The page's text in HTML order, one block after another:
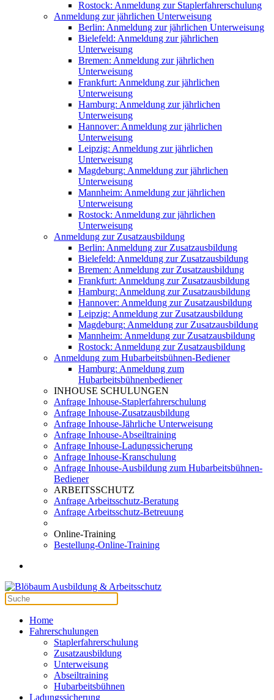
Rostock: Anmeldung zur Staplerfahrerschulung
Anmeldung zur jährlichen Unterweisung
Berlin: Anmeldung zur jährlichen Unterweisung
Bielefeld: Anmeldung zur jährlichen
Unterweisung
Bremen: Anmeldung zur jährlichen
Unterweisung
Frankfurt: Anmeldung zur jährlichen
Unterweisung
Hamburg: Anmeldung zur jährlichen
Unterweisung
Hannover: Anmeldung zur jährlichen
Unterweisung
Leipzig: Anmeldung zur jährlichen
Unterweisung
Magdeburg: Anmeldung zur jährlichen
Unterweisung
Mannheim: Anmeldung zur jährlichen
Unterweisung
Rostock: Anmeldung zur jährlichen
Unterweisung
Anmeldung zur Zusatzausbildung
Berlin: Anmeldung zur Zusatzausbildung
Bielefeld: Anmeldung zur Zusatzausbildung
Bremen: Anmeldung zur Zusatzausbildung
Frankfurt: Anmeldung zur Zusatzausbildung
Hamburg: Anmeldung zur Zusatzausbildung
Hannover: Anmeldung zur Zusatzausbildung
Leipzig: Anmeldung zur Zusatzausbildung
Magdeburg: Anmeldung zur Zusatzausbildung
Mannheim: Anmeldung zur Zusatzausbildung
Rostock: Anmeldung zur Zusatzausbildung
Anmeldung zum Hubarbeitsbühnen-Bediener
Hamburg: Anmeldung zum
Hubarbeitsbühnenbediener
INHOUSE SCHULUNGEN
Anfrage Inhouse-Staplerfahrerschulung
Anfrage Inhouse-Zusatzausbildung
Anfrage Inhouse-Jährliche Unterweisung
Anfrage Inhouse-Abseiltraining
Anfrage Inhouse-Ladungssicherung
Anfrage Inhouse-Kranschulung
Anfrage Inhouse-Ausbildung zum Hubarbeitsbühnen-
Bediener
ARBEITSSCHUTZ
Anfrage Arbeitsschutz-Beratung
Anfrage Arbeitsschutz-Betreuung
Online-Training
Bestellung-Online-Training
Home
Fahrerschulungen
Staplerfahrerschulung
Zusatzausbildung
Unterweisung
Abseiltraining
Hubarbeitsbühnen
Ladungssicherung